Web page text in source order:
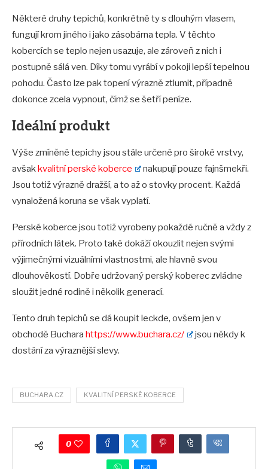
Některé druhy tepichů, konkrétně ty s dlouhým vlasem,
fungují krom jiného i jako zásobárna tepla. V těchto
kobercích se teplo nejen usazuje, ale zároveň z nich i
postupně sálá ven. Díky tomu vyrábí v pokoji lepší tepelnou
pohodu. Často lze pak topení výrazně ztlumit, případně
dokonce zcela vypnout, čímž se šetří peníze.
Ideální produkt
Výše zmíněné tepichy jsou stále určené pro široké vrstvy,
avšak kvalitní perské koberce
nakupují pouze fajnšmekři.
Jsou totiž výrazně dražší, a to až o stovky procent. Každá
vynaložená koruna se však vyplatí.
Perské koberce jsou totiž vyrobeny pokaždé ručně a vždy z
přírodních látek. Proto také dokáží okouzlit nejen svými
výjimečnými vizuálními vlastnostmi, ale hlavně svou
dlouhověkostí. Dobře udržovaný perský koberec zvládne
sloužit jedné rodině i několik generací.
Tento druh tepichů se dá koupit leckde, ovšem jen v
obchodě Buchara https://www.buchara.cz/
jsou někdy k
dostání za výraznější slevy.
BUCHARA.CZ KVALITNÍ PERSKÉ KOBERCE
0